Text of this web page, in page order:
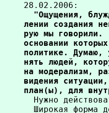
28.02.2006:
"Ощущения,
лении создания
рую мы говорили.
основании
политике. Думаю,
нять людей,
на модерализм,
видения
план(ы), для
Нужно
Широкая форма